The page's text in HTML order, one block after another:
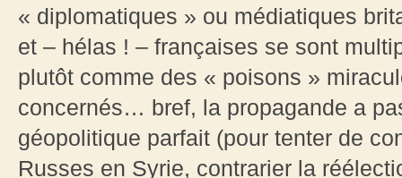
« diplomatiques » ou médiatiques
et – hélas ! – françaises se sont
plutôt comme des « poisons »
concernés… bref, la propagande a
géopolitique parfait (pour tenter de
Russes en Syrie, contrarier la